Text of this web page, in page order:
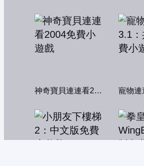
神奇寶貝連連看2004